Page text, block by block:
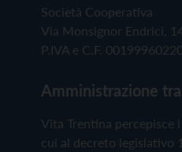
Società Cooperativa
Via Monsignor Endrici,
P.IVA e C.F.
Amministrazione
Vita Trentina
cui al decreto legislativo